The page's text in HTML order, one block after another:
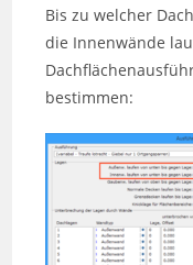
Bis zu welcher
die Innenwände
bestimmen: